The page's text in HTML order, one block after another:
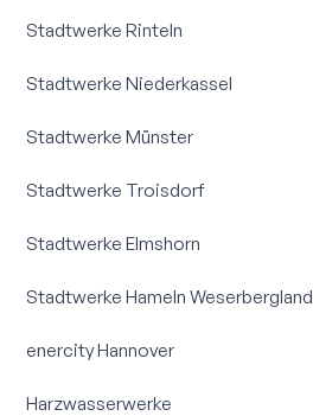
Stadtwerke Rinteln
Stadtwerke Niederkassel
Stadtwerke Münster
Stadtwerke Troisdorf
Stadtwerke Elmshorn
Stadtwerke Hameln Weserbergland
enercity Hannover
Harzwasserwerke